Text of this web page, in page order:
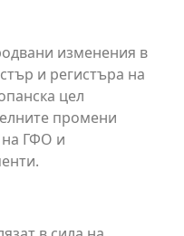
изменения в
и регистъра на
цел
промени
на ГФО и